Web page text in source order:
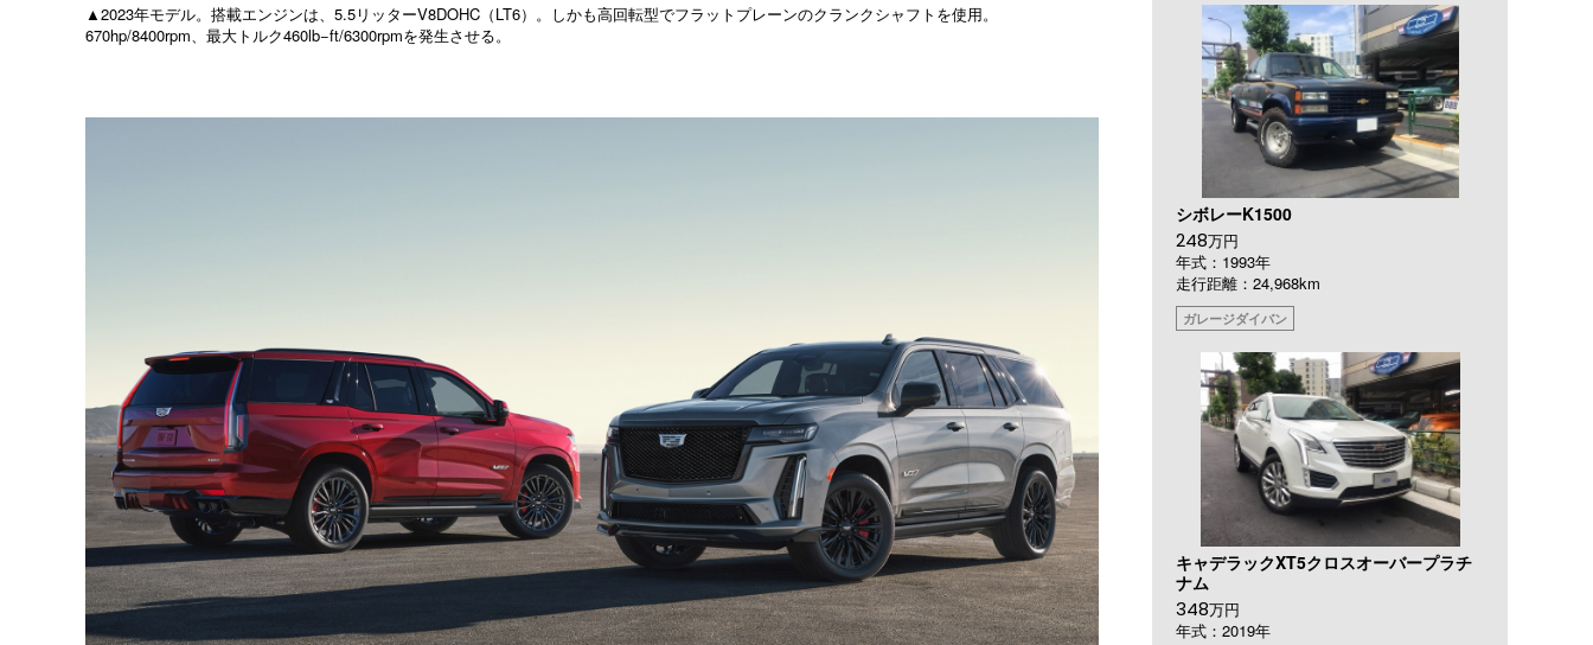
▲2023年モデル。搭載エンジンは、5.5リッターV8DOHC（LT6）。しかも高回転型でフラットプレーンのクランクシャフトを使用。
670hp/8400rpm、最大トルク460lb−ft/6300rpmを発生させる。
シボレーK1500
248万円
年式：1993年
走行距離：24,968km
ガレージダイバン
キャデラックXT5クロスオーバープラチ
ナム
348万円
年式：2019年